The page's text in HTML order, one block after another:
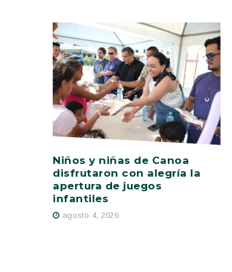
Niños y niñas de Canoa
disfrutaron con alegría la
apertura de juegos
infantiles
agosto 4, 2026